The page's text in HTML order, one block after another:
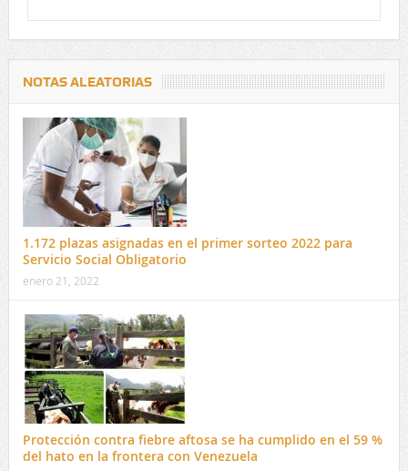
NOTAS ALEATORIAS
1.172 plazas asignadas en el primer sorteo 2022 para
Servicio Social Obligatorio
enero 21, 2022
Protección contra fiebre aftosa se ha cumplido en el 59 %
del hato en la frontera con Venezuela